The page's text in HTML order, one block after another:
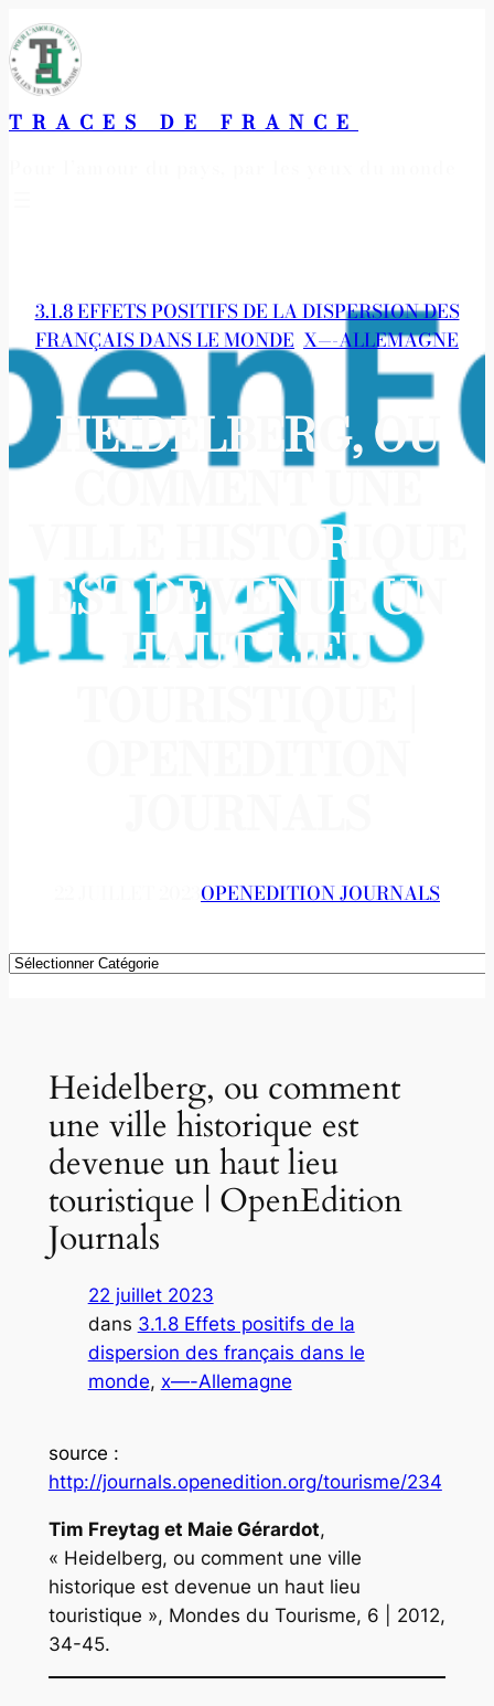
Aller
au
contenu
TRACES DE FRANCE
3.1.8 EFFETS POSITIFS DE LA DISPERSION DES
FRANÇAIS DANS LE MONDE X—-ALLEMAGNE
HEIDELBERG, OU
COMMENT UNE
VILLE HISTORIQUE
EST DEVENUE UN
HAUT LIEU
OPENEDITION JOURNALS
Catégories
Heidelberg, ou comment
une ville historique est
devenue un haut lieu
touristique | OpenEdition
Journals
22 juillet 2023
dans 3.1.8 Effets positifs de la
dispersion des français dans le
monde, x—-Allemagne
source :
http://journals.openedition.org/tourisme/234
Tim Freytag et Maie Gérardot,
« Heidelberg, ou comment une ville
historique est devenue un haut lieu
touristique », Mondes du Tourisme, 6 | 2012,
34-45.